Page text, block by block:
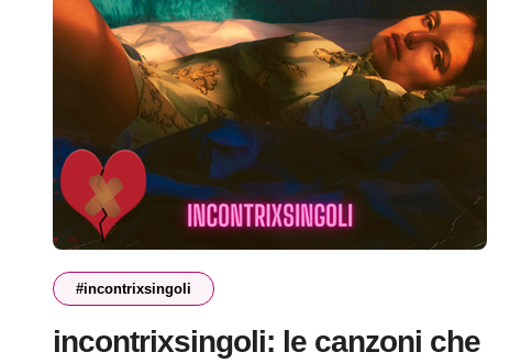
#incontrixsingoli
incontrixsingoli: le canzoni che